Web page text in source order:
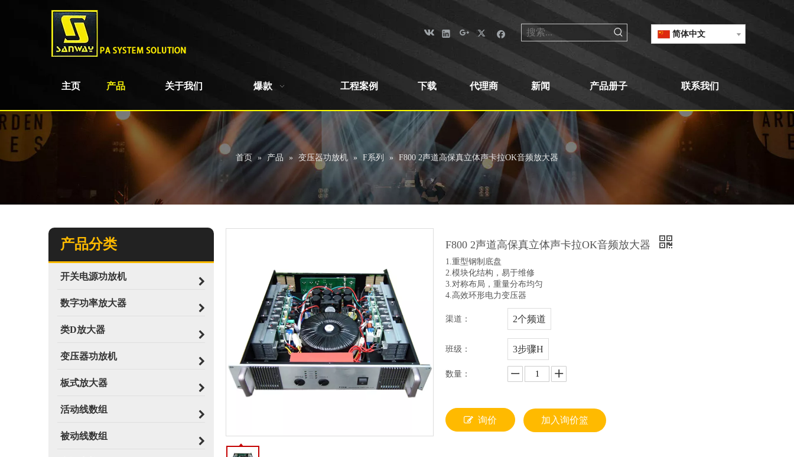
简体中文
主页 产品 关于我们 爆款 工程案例 下载 代理商 新闻 产品册子 联系我们
首页 » 产品 » 变压器功放机 » F系列 » F800 2声道高保真立体声卡拉OK音频放大器
产品分类
开关电源功放机
数字功率放大器
类D放大器
变压器功放机
板式放大器
活动线数组
被动线数组
F800 2声道高保真立体声卡拉OK音频放大器
1.重型钢制底盘
2.模块化结构，易于维修
3.对称布局，重量分布均匀
4.高效环形电力变压器
渠道： 2个频道
班级： 3步骤H
数量：
询价 加入询价篮